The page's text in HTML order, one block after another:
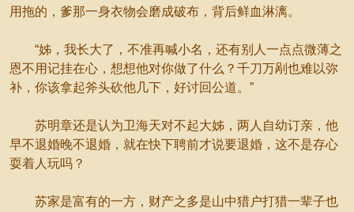
用拖的，爹那一身衣物会磨成破布，背后鲜血淋漓。
“姊，我长大了，不准再喊小名，还有别人一点点微薄之
恩不用记挂在心，想想他对你做了什么？千刀万剐也难以弥
补，你该拿起斧头砍他几下，好讨回公道。”
苏明章还是认为卫海天对不起大姊，两人自幼订亲，他
早不退婚晚不退婚，就在快下聘前才说要退婚，这不是存心
耍着人玩吗？
苏家是富有的一方，财产之多是山中猎户打猎一辈子也